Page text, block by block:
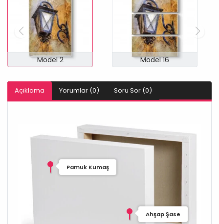
Model 2 Model 16
Açıklama Yorumlar (0) Soru Sor (0)
Pamuk Kumaş
Ahşap Şase